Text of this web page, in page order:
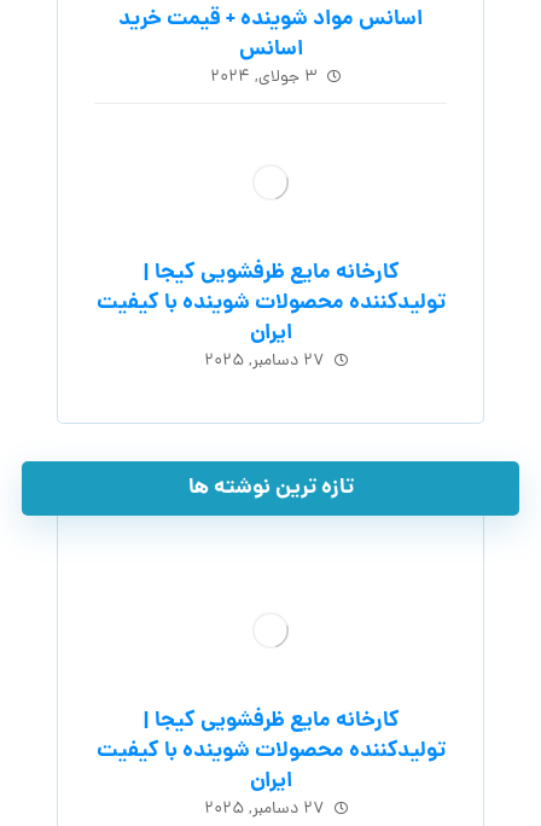
اسانس مواد شوینده + قیمت خرید
اسانس
۳ جولای, ۲۰۲۴
کارخانه مایع ظرفشویی کیجا |
تولیدکننده محصولات شوینده با کیفیت
ایران
۲۷ دسامبر, ۲۰۲۵
تازه ترین نوشته ها
کارخانه مایع ظرفشویی کیجا |
تولیدکننده محصولات شوینده با کیفیت
ایران
۲۷ دسامبر, ۲۰۲۵